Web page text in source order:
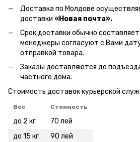
Доставка по Молдове
доставки «Новая почта».
Срок доставки обычно
менеджеры согласуют с Вами
отправкой товара.
Заказы доставляются до
частного дома.
Стоимость доставок курьерской
Вес Стоимость
до 2 кг
70 лей
до 15 кг
90 лей